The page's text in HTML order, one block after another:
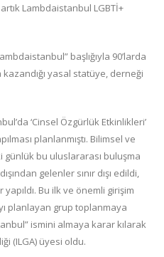
Lambdaistanbul LGBTİ+
başlığıyla 90’larda
kazandığı yasal statüye, derneği
‘Cinsel Özgürlük Etkinlikleri’
planlanmıştı. Bilimsel ve
günlük bu uluslararası buluşma
gelenler sınır dışı edildi,
Bu ilk ve önemli girişim
planlayan grup toplanmaya
ismini almaya karar kılarak
(ILGA) üyesi oldu.